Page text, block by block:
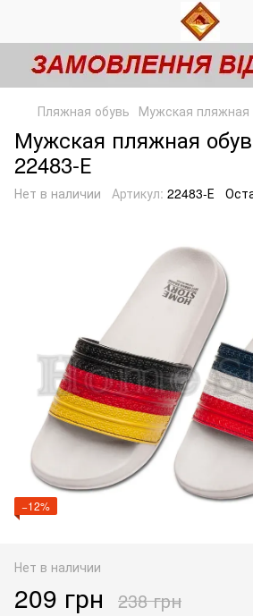
Пляжная обувь Мужская пляжная
Мужская пляжная
22483-Е
Нет в наличии Артикул: 22483-Е
−12%
Нет в наличии
209 грн 238 грн